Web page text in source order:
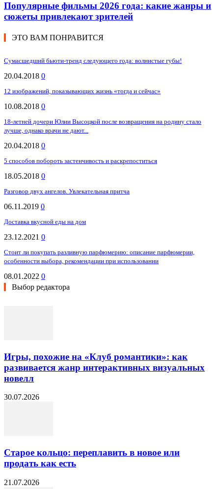
Популярные фильмы 2026 года: какие жанры и
сюжеты привлекают зрителей
ЭТО ВАМ ПОНРАВИТСЯ
Сумасшедший бьюти-тренд следующего года: волнистые губы!
20.04.2018 0
12 изображений, показывающих жизнь «тогда и сейчас»
10.08.2018 0
18-летней дочери Юлии Высоцкой после возвращения на родину стало
лучше, однако врачи не дают...
20.04.2018 0
5 способов побороть застенчивость и раскрепоститься
18.05.2018 0
Разговор двух ангелов. Увлекательная притча
06.11.2019 0
Доставка вкусной еды на дом
23.12.2021 0
Стоит ли покупать разливную парфюмерию: описание парфюмерии,
особенности выбора, рекомендации при использовании
08.01.2022 0
Выбор редактора
Игры, похожие на «Клуб романтики»: как
развивается жанр интерактивных визуальных
новелл
30.07.2026
Старое кольцо: переплавить в новое или
продать как есть
21.07.2026